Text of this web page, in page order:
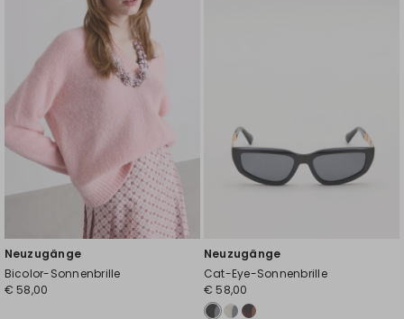
Neuzugänge
Bicolor-Sonnenbrille
€ 58,00
Neuzugänge
Cat-Eye-Sonnenbrille
€ 58,00